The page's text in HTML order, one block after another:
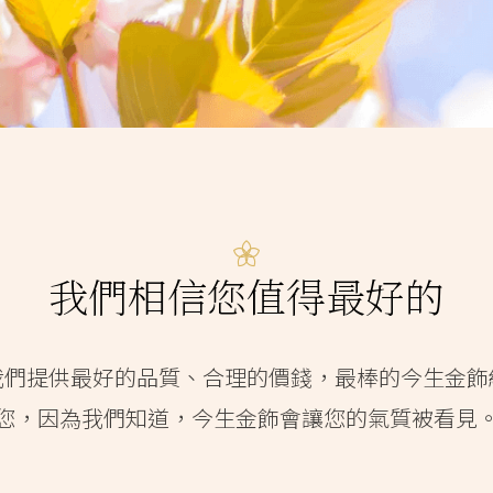
我們相信您值得最好的
提供最好的品質、合理的價錢，最棒的今生金
，因為我們知道，今生金飾會讓您的氣質被看見